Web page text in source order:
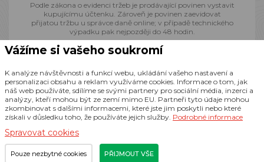
Podle zákona o evidenci tržeb je prodávající povinen vystavit
kupujícímu účtenku. Zároveň je povinen zaevidovat
přijatou tržbu u správce daně online; v případě technického
výpadku pak nejpozději do 48 hodin.
RealizaceCZECHGROUP.cz
Vážíme si vašeho soukromí
K analýze návštěvnosti a funkcí webu, ukládání vašeho nastavení a
personalizaci obsahu a reklam využíváme cookies. Informace o tom, jak
náš web používáte, sdílíme se svými partnery pro sociální média, inzerci a
analýzy, kteří mohou být ze zemí mimo EU. Partneři tyto údaje mohou
zkombinovat s dalšími informacemi, které jste jim poskytli nebo které
získali v důsledku toho, že používáte jejich služby. Podrobné informace
Spravovat cookies
Pouze nezbytné cookies PŘIJMOUT VŠE